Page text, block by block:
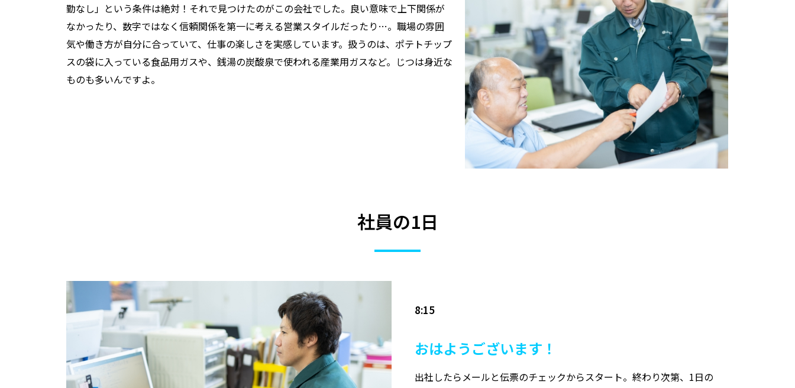
勤なし」という条件は絶対！それで見つけたのがこの会社でした。良い意味で上下関係が
なかったり、数字ではなく信頼関係を第一に考える営業スタイルだったり…。職場の雰囲
気や働き方が自分に合っていて、仕事の楽しさを実感しています。扱うのは、ポテトチップ
スの袋に入っている食品用ガスや、銭湯の炭酸泉で使われる産業用ガスなど。じつは身近な
ものも多いんですよ。
社員の1日
8:15
おはようございます！
出社したらメールと伝票のチェックからスタート。終わり次第、1日の